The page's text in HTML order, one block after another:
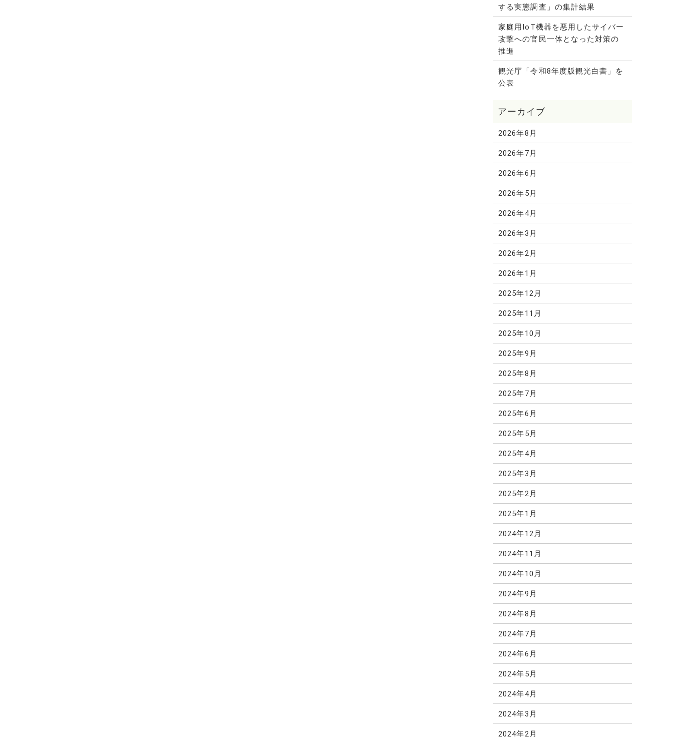
する実態調査」の集計結果
家庭用IoT機器を悪用したサイバー
攻撃への官民一体となった対策の
推進
観光庁「令和8年度版観光白書」を
公表
2026年8月
2026年7月
2026年6月
2026年5月
2026年4月
2026年3月
2026年2月
2026年1月
2025年12月
2025年11月
2025年10月
2025年9月
2025年8月
2025年7月
2025年6月
2025年5月
2025年4月
2025年3月
2025年2月
2025年1月
2024年12月
2024年11月
2024年10月
2024年9月
2024年8月
2024年7月
2024年6月
2024年5月
2024年4月
2024年3月
2024年2月